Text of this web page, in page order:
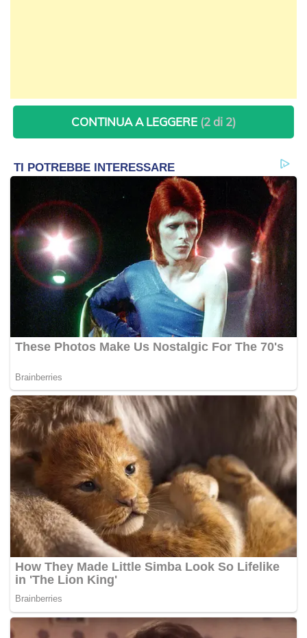
CONTINUA A LEGGERE (2 di 2)